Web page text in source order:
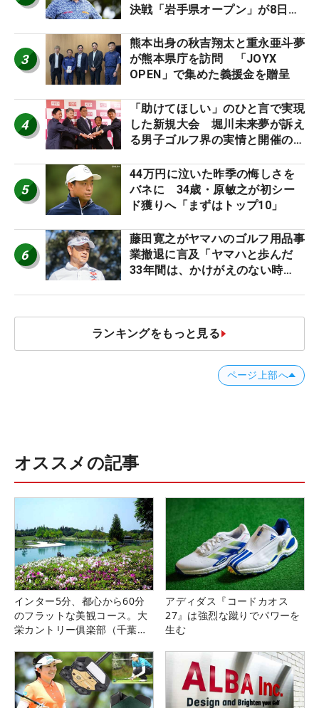
決戦「岩手県オープン」が8日開
3
熊本出身の秋吉翔太と重永亜斗夢
が熊本県庁を訪問 「JOYX
OPEN」で集めた義援金を贈呈
4
「助けてほしい」のひと言で実現
した新規大会 堀川未来夢が訴え
る男子ゴルフ界の実情と開催の舞
5
44万円に泣いた昨季の悔しさを
バネに 34歳・原敏之が初シー
ド獲りへ「まずはトップ10」
6
藤田寛之がヤマハのゴルフ用品事
業撤退に言及「ヤマハと歩んだ
33年間は、かけがえのない時
ランキングをもっと見る
ページ上部へ
オススメの記事
インター5分、都心から60分
のフラットな美観コース。大
栄カントリー俱楽部（千葉
アディダス『コードカオス
27』は強烈な蹴りでパワーを
生む